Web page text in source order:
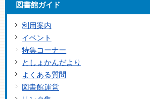
図書館ガイド
利用案内
イベント
特集コーナー
としょかんだより
よくある質問
図書館運営